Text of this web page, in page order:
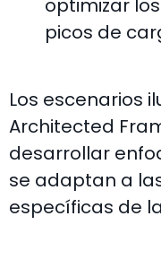
optimizar
picos de
Los escenarios
Architected
desarrollar
se adaptan a
específicas de